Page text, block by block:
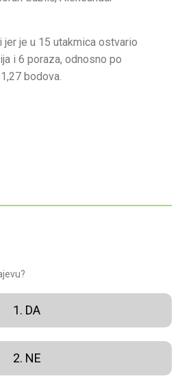
je u 15 utakmica ostvario
i 6 poraza, odnosno po
bodova.
1. DA
2. NE